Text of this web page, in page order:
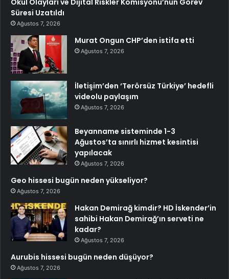
Okul Olayları ve Dijital Riskler Komisyonu’nun Görev
Süresi Uzatıldı
Ağustos 7, 2026
Murat Ongun CHP’den istifa etti
Ağustos 7, 2026
İletişim’den ‘Terörsüz Türkiye’ hedefli
videolu paylaşım
Ağustos 7, 2026
Beyanname sisteminde 1-3
Ağustos’ta sınırlı hizmet kesintisi
yapılacak
Ağustos 7, 2026
Geo hissesi bugün neden yükseliyor?
Ağustos 7, 2026
Hakan Demirağ kimdir? HD İskender’in
sahibi Hakan Demirağ’ın serveti ne
kadar?
Ağustos 7, 2026
Aurubis hissesi bugün neden düşüyor?
Ağustos 7, 2026